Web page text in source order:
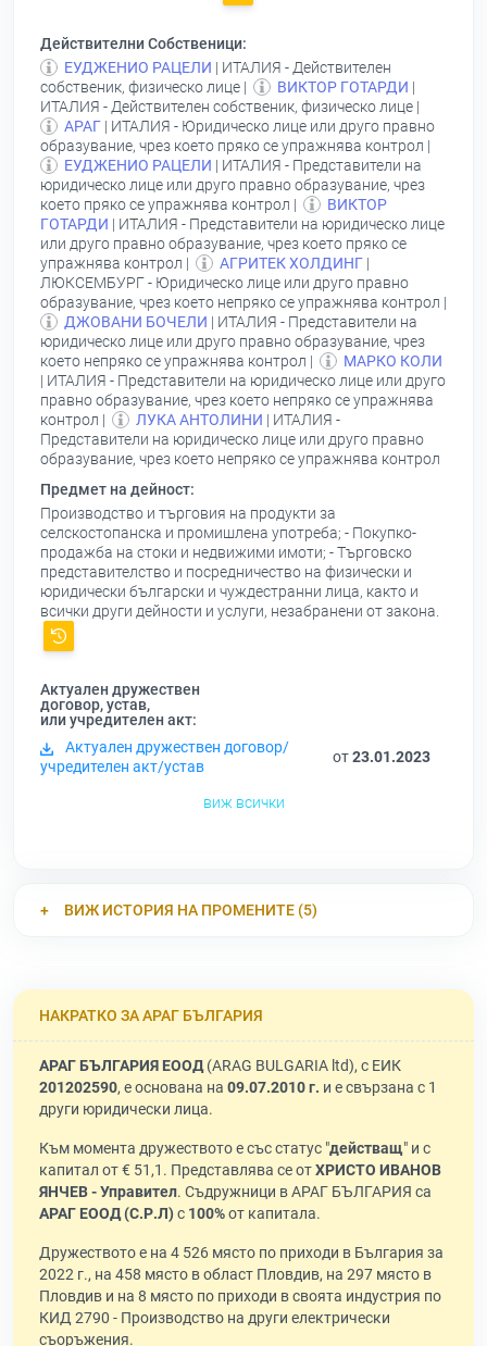
Действителни Собственици:
ЕУДЖЕНИО РАЦЕЛИ | ИТАЛИЯ - Действителен
собственик, физическо лице |
ВИКТОР ГОТАРДИ |
ИТАЛИЯ - Действителен собственик, физическо лице |
АРАГ | ИТАЛИЯ - Юридическо лице или друго правно
образувание, чрез което пряко се упражнява контрол |
ЕУДЖЕНИО РАЦЕЛИ | ИТАЛИЯ - Представители на
юридическо лице или друго правно образувание, чрез
което пряко се упражнява контрол |
ВИКТОР
ГОТАРДИ | ИТАЛИЯ - Представители на юридическо лице
или друго правно образувание, чрез което пряко се
упражнява контрол |
АГРИТЕК ХОЛДИНГ |
ЛЮКСЕМБУРГ - Юридическо лице или друго правно
образувание, чрез което непряко се упражнява контрол |
ДЖОВАНИ БОЧЕЛИ | ИТАЛИЯ - Представители на
юридическо лице или друго правно образувание, чрез
което непряко се упражнява контрол |
МАРКО КОЛИ
| ИТАЛИЯ - Представители на юридическо лице или друго
правно образувание, чрез което непряко се упражнява
контрол |
ЛУКА АНТОЛИНИ | ИТАЛИЯ -
Представители на юридическо лице или друго правно
образувание, чрез което непряко се упражнява контрол
Предмет на дейност:
Производство и търговия на продукти за
селскостопанска и промишлена употреба; - Покупко-
продажба на стоки и недвижими имоти; - Търговско
представителство и посредничество на физически и
юридически български и чуждестранни лица, както и
всички други дейности и услуги, незабранени от закона.
Актуален дружествен
договор, устав,
или учредителен акт:
Актуален дружествен договор/
учредителен акт/устав
от23.01.2023
виж всички
ВИЖ ИСТОРИЯ НА ПРОМЕНИТЕ (5)
НАКРАТКО ЗА АРАГ БЪЛГАРИЯ
АРАГ БЪЛГАРИЯ ЕООД(ARAG BULGARIA ltd), с ЕИК
201202590, е основана на 09.07.2010 г. и е свързана с 1
други юридически лица.
Към момента дружеството е със статус "действащ" и с
капитал от € 51,1. Представлява се отХРИСТО ИВАНОВ
ЯНЧЕВ - Управител. Съдружници в АРАГ БЪЛГАРИЯ са
АРАГ ЕООД (С.Р.Л)с 100%от капитала.
Дружеството е на 4 526 място по приходи в България за
2022 г., на 458 място в област Пловдив, на 297 място в
Пловдив и на 8 място по приходи в своята индустрия по
КИД 2790 - Производство на други електрически
съоръжения.